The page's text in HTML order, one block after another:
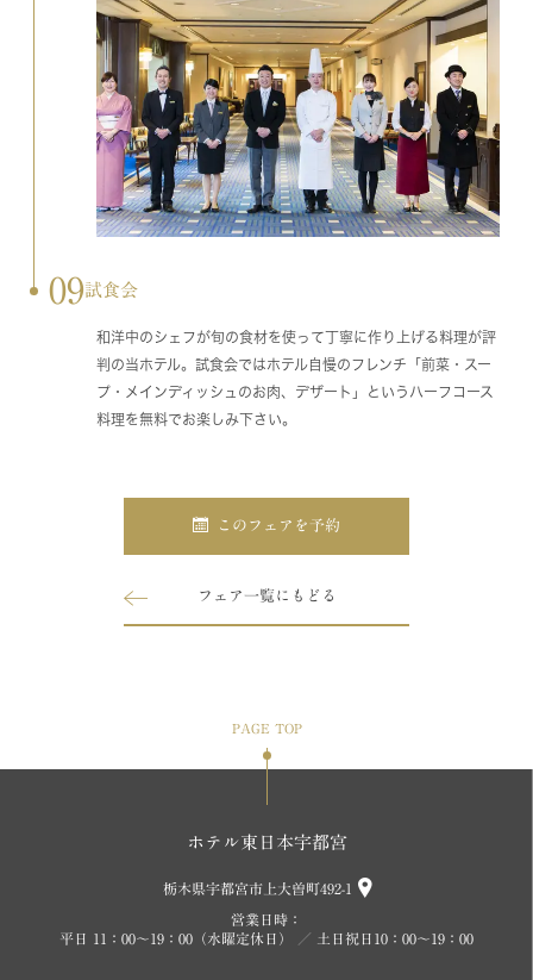
09試食会
和洋中のシェフが旬の食材を使って丁寧に作り上げる料理が評
判の当ホテル。試食会ではホテル自慢のフレンチ「前菜・スー
プ・メインディッシュのお肉、デザート」というハーフコース
料理を無料でお楽しみ下さい。
このフェアを予約
フェア一覧にもどる
PAGE TOP
ホテル東日本宇都宮
栃木県宇都宮市上大曽町492-1
営業日時：
平日 11：00～19：00（水曜定休日） ／ 土日祝日10：00～19：00